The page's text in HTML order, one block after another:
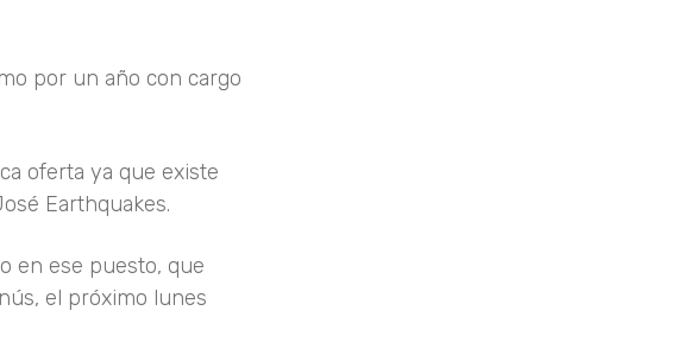
por un año con cargo
oferta ya que existe
Earthquakes.
en ese puesto, que
el próximo lunes